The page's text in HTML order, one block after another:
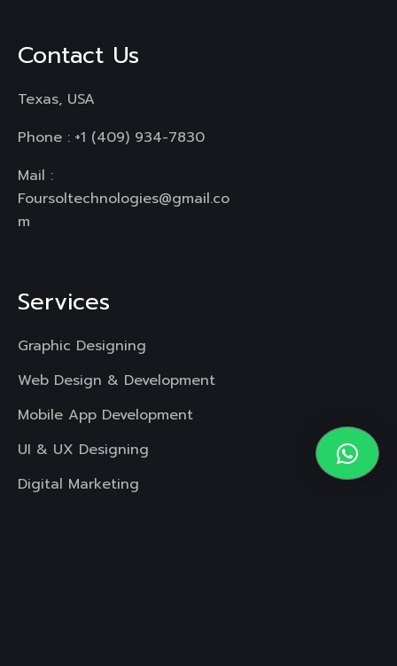
Contact Us
Texas, USA
Phone : +1 (409) 934-7830
Mail :
Foursoltechnologies@gmail.co
m
Services
Graphic Designing
Web Design & Development
Mobile App Development
UI & UX Designing
Digital Marketing